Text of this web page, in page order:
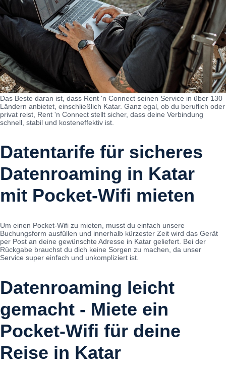
Das Beste daran ist, dass Rent 'n Connect seinen Service in über 130
Ländern anbietet, einschließlich Katar. Ganz egal, ob du beruflich oder
privat reist, Rent 'n Connect stellt sicher, dass deine Verbindung
schnell, stabil und kosteneffektiv ist.
Datentarife für sicheres
Datenroaming in Katar
mit Pocket-Wifi mieten
Um einen Pocket-Wifi zu mieten, musst du einfach unsere
Buchungsform ausfüllen und innerhalb kürzester Zeit wird das Gerät
per Post an deine gewünschte Adresse in Katar geliefert. Bei der
Rückgabe brauchst du dich keine Sorgen zu machen, da unser
Service super einfach und unkompliziert ist.
Datenroaming leicht
gemacht - Miete ein
Pocket-Wifi für deine
Reise in Katar